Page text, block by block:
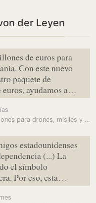
der Leyen
de euros para
Con este nuevo
paquete de
euros, ayudamos a…
Bruselas desembolsa 3.470 millones para drones, misiles y cazas Gripen…
estadounidenses
(...) La
el símbolo
Por eso, esta…